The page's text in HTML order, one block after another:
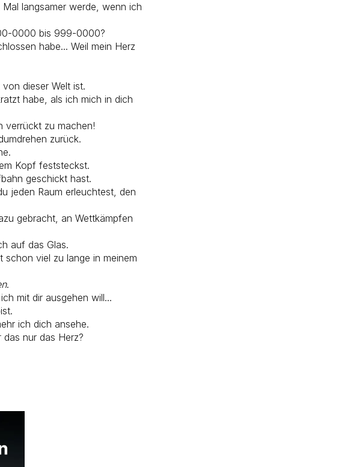
langsamer werde, wenn ich
0000 bis 999-0000?
habe... Weil mein Herz
dieser Welt ist.
habe, als ich mich in dich
verrückt zu machen!
zurück.
Kopf feststeckst.
geschickt hast.
jeden Raum erleuchtest, den
gebracht, an Wettkämpfen
auf das Glas.
schon viel zu lange in meinem
.
mit dir ausgehen will...
ich dich ansehe.
nur das Herz?